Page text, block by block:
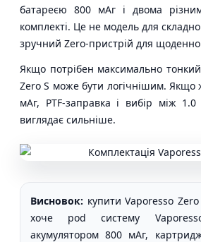
батареєю 800 мАг і двома
комплекті. Це не модель для
зручний Zero-пристрій для
Якщо потрібен максимально
Zero S може бути логічнішим. Якщо
мАг, PTF-заправка і вибір між
виглядає сильніше.
Висновок: купити Vaporesso
хоче pod систему
акумулятором 800 мАг,